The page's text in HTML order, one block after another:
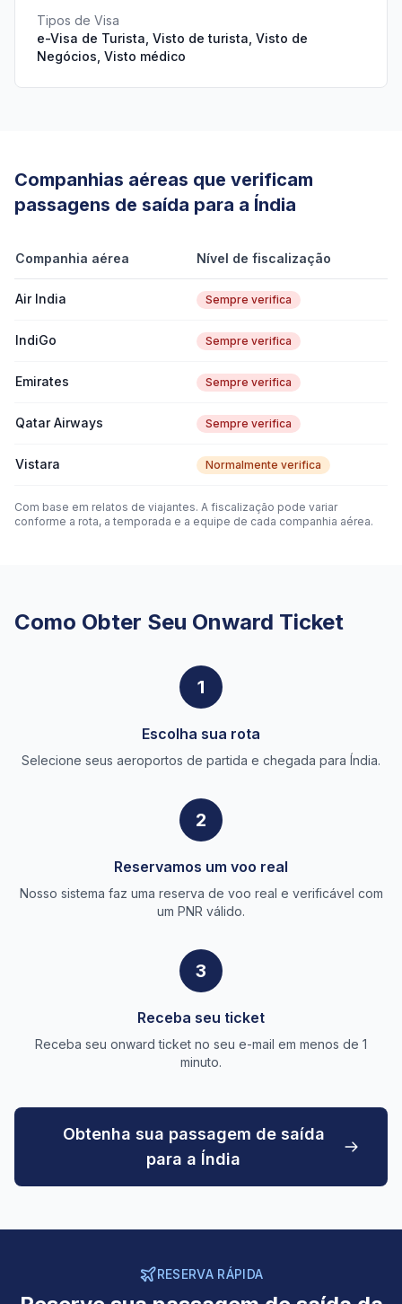
Tipos de Visa
e-Visa de Turista, Visto de turista, Visto de
Negócios, Visto médico
Companhias aéreas que verificam
passagens de saída para a Índia
Companhia aérea Nível de fiscalização
Air India Sempre verifica
IndiGo Sempre verifica
Emirates Sempre verifica
Qatar Airways Sempre verifica
Vistara Normalmente verifica
Com base em relatos de viajantes. A fiscalização pode variar
conforme a rota, a temporada e a equipe de cada companhia aérea.
Como Obter Seu Onward Ticket
1
Escolha sua rota
Selecione seus aeroportos de partida e chegada para Índia.
2
Reservamos um voo real
Nosso sistema faz uma reserva de voo real e verificável com
um PNR válido.
3
Receba seu ticket
Receba seu onward ticket no seu e-mail em menos de 1
minuto.
Obtenha sua passagem de saída
para a Índia
RESERVA RÁPIDA